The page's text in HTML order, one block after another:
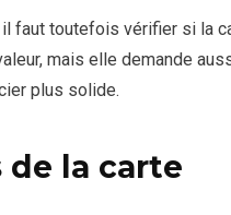
faut toutefois vérifier si la
mais elle demande
plus solide.
de la carte